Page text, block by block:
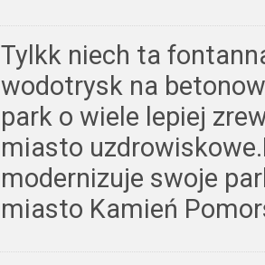
Tylkk niech ta
wodotrysk na
park o wiele lepiej
miasto
modernizuje swoje
miasto Kamień